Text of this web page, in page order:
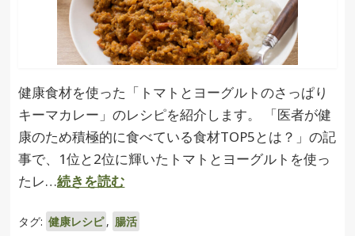
健康食材を使った「トマトとヨーグルトのさっぱり
キーマカレー」のレシピを紹介します。 「医者が健
康のため積極的に食べている食材TOP5とは？」の記
事で、1位と2位に輝いたトマトとヨーグルトを使っ
たレ…続きを読む
タグ: 健康レシピ, 腸活